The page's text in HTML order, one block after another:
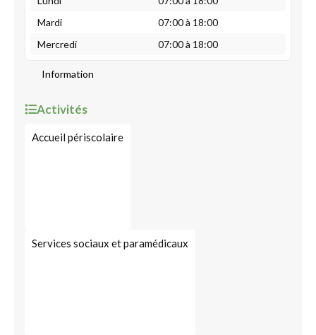
Mardi
07:00 à 18:00
Mercredi
07:00 à 18:00
Information
Activités
Accueil périscolaire
Services sociaux et paramédicaux